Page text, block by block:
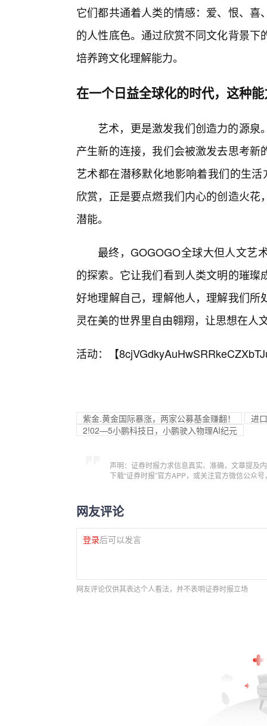
它们都共通着人类的情感：爱、恨、
的人性底色。通过欣赏不同文化背景
培养跨文化理解能力。
在一个日益全球化的时代，这种
艺术，更是激发我们创造力的源
产生新的连接，我们会被激发去思考
艺术都在潜移默化地影响着我们的生
欣赏，正是要点燃我们内心的创造火
潜能。
最终，GOGOGO全球大但人文艺
的探索。它让我们看到人类文明的璀
好地理解自己，理解他人，理解我们
灵在美的世界里自由翱翔，让思想在人
活动：【
紫金.黄金国际暴涨，两家公募基金赚翻！
进
2!02—5小鹏科技日，小鹏驶入物理AI纪元
声明：证券时报力求信息真实、准确，文章提及
下载“证券时报”官方APP，或关注官方微信公众
网友评论
登录后可以发言
网友评论仅供其表达个人看法，并不表明证券时报立场